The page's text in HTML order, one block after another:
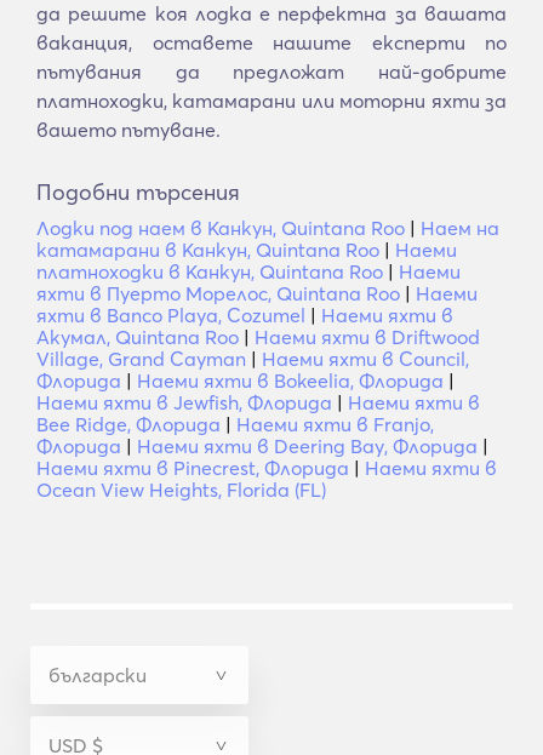
да решите коя лодка е перфектна за вашата
ваканция, оставете нашите експерти по
пътувания да предложат най-добрите
платноходки, катамарани или моторни яхти за
вашето пътуване.
Подобни търсения
Лодки под наем в Канкун, Quintana Roo | Наем на
катамарани в Канкун, Quintana Roo | Наеми
платноходки в Канкун, Quintana Roo | Наеми
яхти в Пуерто Морелос, Quintana Roo | Наеми
яхти в Banco Playa, Cozumel | Наеми яхти в
Акумал, Quintana Roo | Наеми яхти в Driftwood
Village, Grand Cayman | Наеми яхти в Council,
Флорида | Наеми яхти в Bokeelia, Флорида |
Наеми яхти в Jewfish, Флорида | Наеми яхти в
Bee Ridge, Флорида | Наеми яхти в Franjo,
Флорида | Наеми яхти в Deering Bay, Флорида |
Наеми яхти в Pinecrest, Флорида | Наеми яхти в
Ocean View Heights, Florida (FL)